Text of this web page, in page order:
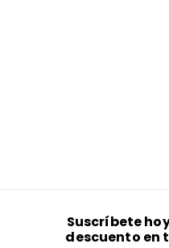
9
Suscríbete
descuento en